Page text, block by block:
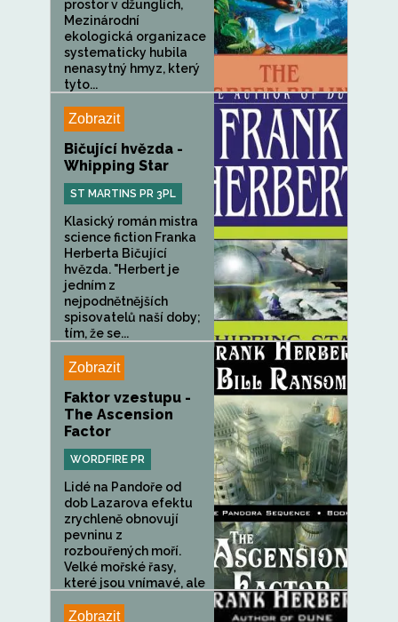
prostor v džunglích,
Mezinárodní
ekologická organizace
systematicky hubila
nenasytný hmyz, který
tyto...
Zobrazit
Bičující hvězda -
Whipping Star
ST MARTINS PR 3PL
Klasický román mistra
science fiction Franka
Herberta Bičující
hvězda. "Herbert je
jedním z
nejpodnětnějších
spisovatelů naší doby;
tím, že se...
Zobrazit
Faktor vzestupu -
The Ascension
Factor
WORDFIRE PR
Lidé na Pandoře od
dob Lazarova efektu
zrychleně obnovují
pevninu z
rozbouřených moří.
Velké mořské řasy,
které jsou vnímavé, ale
Zobrazit